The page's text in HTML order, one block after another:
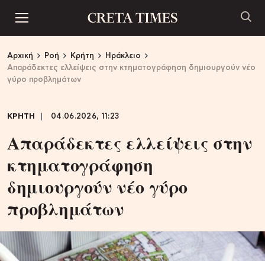
Αρχική Ροή Κρήτη
Ηράκλειο
Απαράδεκτες ελλείψεις στην κτηματογράφηση δημιουργούν νέο
γύρο προβλημάτων
ΚΡΗΤΗ 04.06.2026, 11:23
Απαράδεκτες ελλείψεις στην
κτηματογράφηση
δημιουργούν νέο γύρο
προβλημάτων